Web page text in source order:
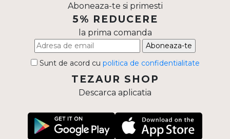
Aboneaza-te si primesti
5% REDUCERE
la prima comanda
Aboneaza-te
Sunt de acord cu politica de confidentialitate
TEZAUR SHOP
Descarca aplicatia